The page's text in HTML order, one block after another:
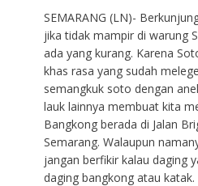
SEMARANG (LN)-
jika tidak mampir di warung
ada yang kurang. Karena
khas rasa yang sudah
semangkuk soto dengan
lauk lainnya membuat kita
Bangkong berada di Jalan
Semarang. Walaupun
jangan berfikir kalau daging
daging bangkong atau